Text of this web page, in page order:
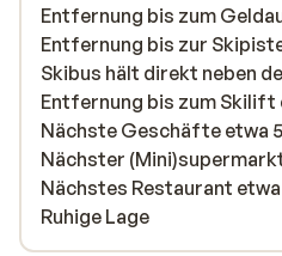
Entfernung bis zum
Entfernung bis zur
Skibus hält direkt neben
Entfernung bis zum Skilift
Nächste Geschäfte etwa
Nächster
Nächstes Restaurant
Ruhige Lage